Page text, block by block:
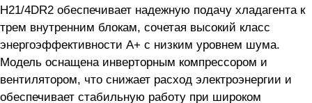
H21/4DR2 обеспечивает надежную подачу хладагента к
трем внутренним блокам, сочетая высокий класс
энергоэффективности A+ с низким уровнем шума.
Модель оснащена инверторным компрессором и
вентилятором, что снижает расход электроэнергии и
обеспечивает стабильную работу при широком